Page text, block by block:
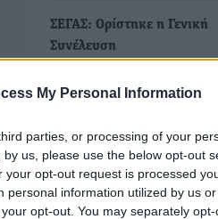
My Personal Information
parties, or processing of your
us, please use the below opt-out
opt-out request is processed
information utilized by us
opt-out. You may separately
ΣΕΓΑΣ: Ορίστηκε η Γενική
Συνέλευση
διοικητικό συμβούλιο του